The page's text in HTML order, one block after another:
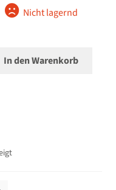
Nicht lagernd
In den Warenkorb
Nach